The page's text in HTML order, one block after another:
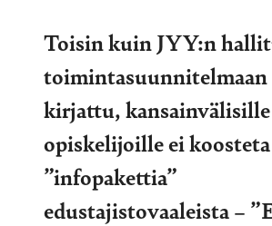
Toisin kuin JYY:n
toimintasuunnitelmaan
kirjattu, kansainvälisille
opiskelijoille ei koosteta
”infopakettia”
edustajistovaaleista –